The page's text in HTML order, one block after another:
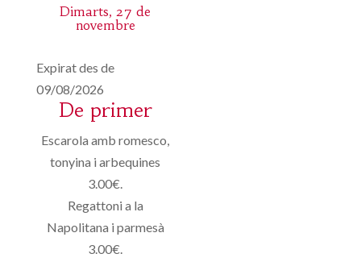
Dimarts, 27 de
novembre
Expirat des de
09/08/2026
De primer
Escarola amb romesco,
tonyina i arbequines
3.00€.
Regattoni a la
Napolitana i parmesà
3.00€.